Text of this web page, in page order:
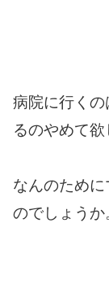
病院に行く
るのやめて欲
なんのため
のでしょうか